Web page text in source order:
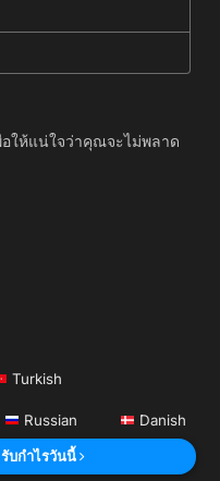
ให้แน่ใจว่าคุณจะไม่พลาด
Turkish
Russian Danish
Romanian
บกำไรวันนี้